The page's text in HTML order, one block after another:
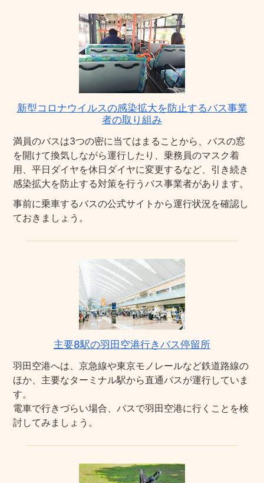
新型コロナウイルスの感染拡大を防止するバス事業
者の取り組み
満員のバスは3つの密に当てはまることから、バスの窓
を開けて換気しながら運行したり、乗務員のマスク着
用、平日ダイヤを休日ダイヤに変更するなど、引き続き
感染拡大を防止する対策を行うバス事業者があります。
事前に乗車するバスの公式サイトから運行状況を確認し
ておきましょう。
主要8駅の羽田空港行きバス停留所
羽田空港へは、京急線や東京モノレールなど鉄道路線の
ほか、主要なターミナル駅から直通バスが運行していま
す。
電車で行きづらい場合、バスで羽田空港に行くことを検
討してみましょう。